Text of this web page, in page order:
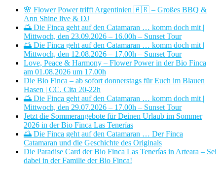
🌸 Flower Power trifft Argentinien 🇦🇷 – Großes BBQ &
Ann Shine live & DJ
🌅 Die Finca geht auf den Catamaran … komm doch mit |
Mittwoch, den 23.09.2026 – 16.00h – Sunset Tour
🌅 Die Finca geht auf den Catamaran … komm doch mit |
Mittwoch, den 12.08.2026 – 17.00h – Sunset Tour
Love, Peace & Harmony – Flower Power in der Bio Finca
am 01.08.2026 um 17.00h
Die Bio Finca – ab sofort donnerstags für Euch im Blauen
Hasen | CC. Cita 20-22h
🌅 Die Finca geht auf den Catamaran … komm doch mit |
Mittwoch, den 29.07.2026 – 17.00h – Sunset Tour
Jetzt die Sommerangebote für Deinen Urlaub im Sommer
2026 in der Bio Finca Las Tenerías
🌅 Die Finca geht auf den Catamaran … Der Finca
Catamaran und die Geschichte des Originals
Die Paradise Card der Bio Finca Las Tenerías in Arteara – Sei
dabei in der Familie der Bio Finca!